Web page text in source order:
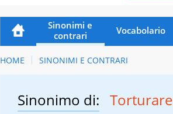
Sinonimi e
contrari
Vocabolario
HOME SINONIMI E CONTRARI
Sinonimo di: Torturare